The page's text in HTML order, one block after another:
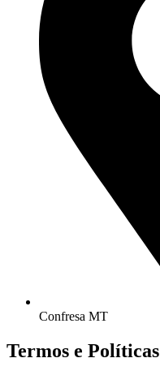
Confresa MT
Termos e Políticas